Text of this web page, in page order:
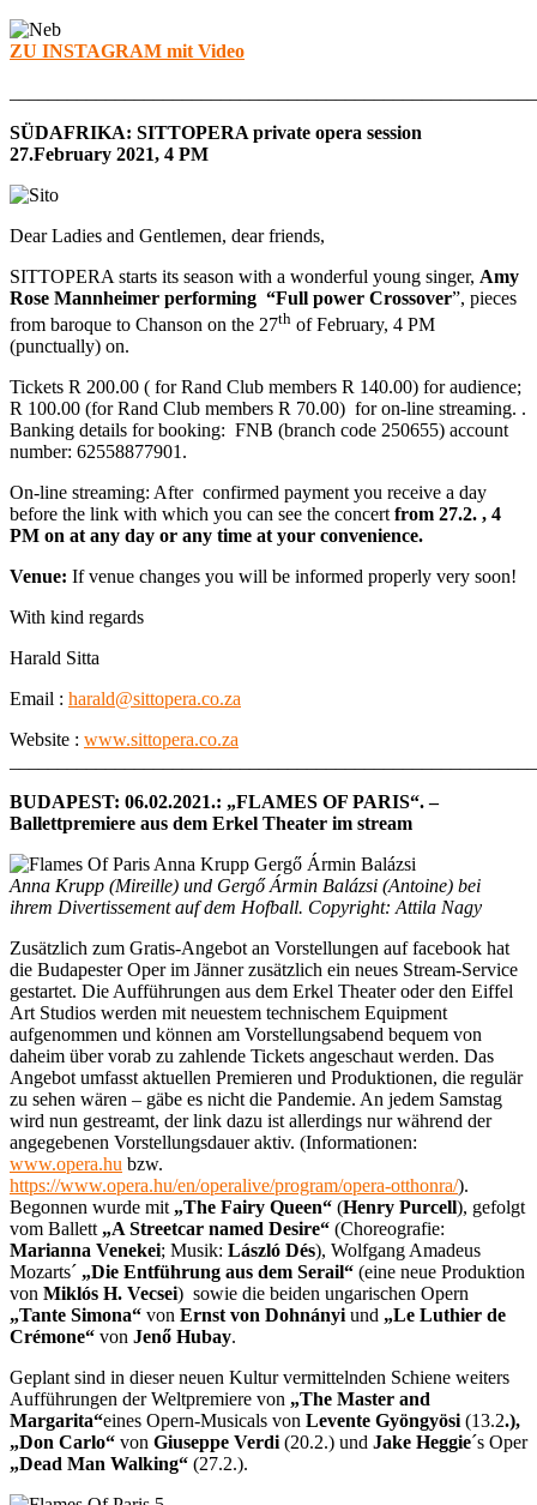
ZU INSTAGRAM mit Video
SÜDAFRIKA: SITTOPERA private opera session
27.February 2021, 4 PM
Dear Ladies and Gentlemen, dear friends,
SITTOPERA starts its season with a wonderful young singer, Amy
Rose Mannheimer performing “Full power Crossover”, pieces
from baroque to Chanson on the 27th of February, 4 PM
(punctually) on.
Tickets R 200.00 ( for Rand Club members R 140.00) for audience;
R 100.00 (for Rand Club members R 70.00) for on-line streaming. .
Banking details for booking: FNB (branch code 250655) account
number: 62558877901.
On-line streaming: After confirmed payment you receive a day
before the link with which you can see the concert from 27.2. , 4
PM on at any day or any time at your convenience.
Venue: If venue changes you will be informed properly very soon!
With kind regards
Harald Sitta
Email : harald@sittopera.co.za
Website : www.sittopera.co.za
BUDAPEST: 06.02.2021.: „FLAMES OF PARIS“. –
Ballettpremiere aus dem Erkel Theater im stream
Anna Krupp (Mireille) und Gergő Ármin Balázsi (Antoine) bei
ihrem Divertissement auf dem Hofball. Copyright: Attila Nagy
Zusätzlich zum Gratis-Angebot an Vorstellungen auf facebook hat
die Budapester Oper im Jänner zusätzlich ein neues Stream-Service
gestartet. Die Aufführungen aus dem Erkel Theater oder den Eiffel
Art Studios werden mit neuestem technischem Equipment
aufgenommen und können am Vorstellungsabend bequem von
daheim über vorab zu zahlende Tickets angeschaut werden. Das
Angebot umfasst aktuellen Premieren und Produktionen, die regulär
zu sehen wären – gäbe es nicht die Pandemie. An jedem Samstag
wird nun gestreamt, der link dazu ist allerdings nur während der
angegebenen Vorstellungsdauer aktiv. (Informationen:
www.opera.hu bzw.
https://www.opera.hu/en/operalive/program/opera-otthonra/).
Begonnen wurde mit „The Fairy Queen“ (Henry Purcell), gefolgt
vom Ballett „A Streetcar named Desire“ (Choreografie:
Marianna Venekei; Musik: László Dés), Wolfgang Amadeus
Mozarts´ „Die Entführung aus dem Serail“ (eine neue Produktion
von Miklós H. Vecsei) sowie die beiden ungarischen Opern
„Tante Simona“ von Ernst von Dohnányi und „Le Luthier de
Crémone“ von Jenő Hubay.
Geplant sind in dieser neuen Kultur vermittelnden Schiene weiters
Aufführungen der Weltpremiere von „The Master and
Margarita“eines Opern-Musicals von Levente Gyöngyösi (13.2.),
„Don Carlo“ von Giuseppe Verdi (20.2.) und Jake Heggie´s Oper
„Dead Man Walking“ (27.2.).